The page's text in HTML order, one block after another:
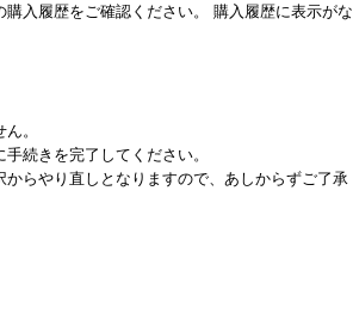
入履歴をご確認ください。 購入履歴に表示がな
。
続きを完了してください。
らやり直しとなりますので、あしからずご了承